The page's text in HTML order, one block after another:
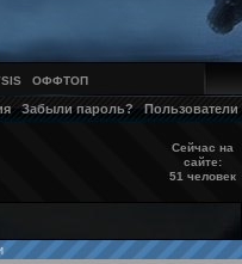
ОФФТОП
Забыли пароль? Пользователи
Сейчас на
сайте:
51 человек